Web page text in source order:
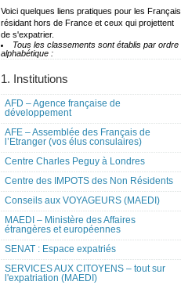
Voici quelques liens pratiques pour les Français
résidant hors de France et ceux qui projettent
de s'expatrier.
Tous les classements sont établis par ordre
alphabétique :
1. Institutions
AFD – Agence française de
développement
AFE – Assemblée des Français de
l’Etranger (vos élus consulaires)
Centre Charles Peguy à Londres
Centre des IMPOTS des Non Résidents
Conseils aux VOYAGEURS (MAEDI)
MAEDI – Ministère des Affaires
étrangères et européennes
SENAT : Espace expatriés
SERVICES AUX CITOYENS – tout sur
l'expatriation (MAEDI)